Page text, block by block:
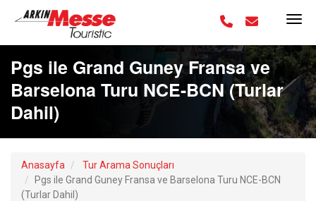
Pgs ile Grand Guney Fransa ve
Barselona Turu NCE-BCN (Turlar
Dahil)
Anasayfa
Tur Arama Sonuçları
Pgs ile Grand Guney Fransa ve Barselona Turu NCE-BCN
(Turlar Dahil)